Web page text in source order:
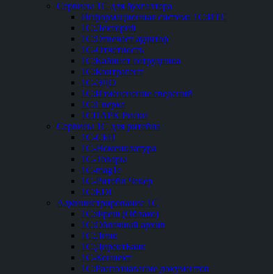
Сервисы 1С для бухгалтера
Информационная система 1С:ИТС
1С:Лекторий
1С:Отвечает аудитор
1С-Отчетность
1С:Кабинет сотрудника
1С:Контрагент
1С-ЭДО
1С:Измененение сведений
1С:Сверка
1СПАРК Риски
Сервисы 1С для ритейла
1С-СБП
1C-Номенклатура
1C-Товары
1C-mag1c
1C-Ритейл Чекер
1C:EDI
Администрирование 1С
1С:Фреш (Облако)
1С:Облачный архив
1С:Линк
1С:ДиректБанк
1С-Коннект
1С:Распознавание документов